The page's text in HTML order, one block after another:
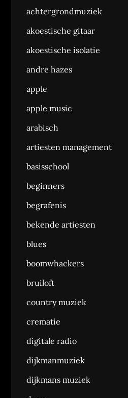
achtergrondmuziek
akoestische gitaar
akoestische isolatie
andre hazes
apple
apple music
arabisch
artiesten management
basisschool
beginners
begrafenis
bekende artiesten
blues
boomwhackers
bruiloft
country muziek
crematie
digitale radio
dijkmanmuziek
dijkmans muziek